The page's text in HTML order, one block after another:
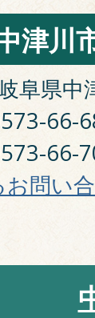
津川
阜県中
66-
66-
問い